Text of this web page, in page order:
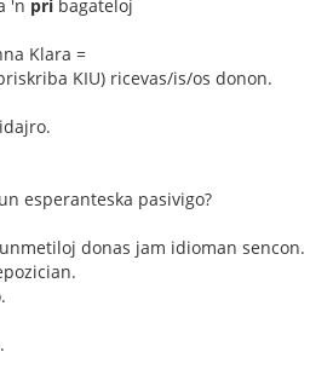
'n pri bagateloj
Klara =
KIU) ricevas/is/os donon.
esperanteska pasivigo?
donas jam idioman sencon.